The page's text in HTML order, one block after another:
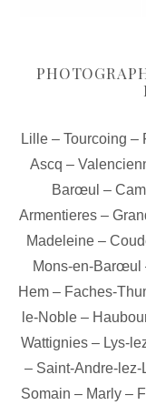
Lille – Tourcoing –
Ascq –
Barœul –
Armentieres –
Madeleine –
Mons-en-Barœul
Hem – Faches-
le-Noble–
Wattignies– Lys-
– Saint-Andre-lez-
Somain – Marly–